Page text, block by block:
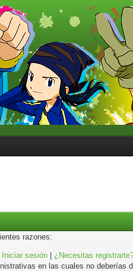
razones:
Iniciar sesión |¿Necesitas
en las cuales no